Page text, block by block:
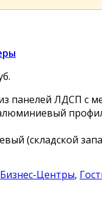
панелей ЛДСП
(складской
Бизнес-Центры,